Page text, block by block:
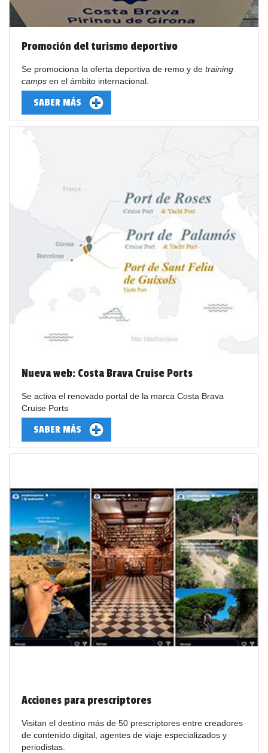
Promoción del turismo deportivo
Se promociona la oferta deportiva de remo y de training
camps en el ámbito internacional.
SABER MÁS
Nueva web: Costa Brava Cruise Ports
Se activa el renovado portal de la marca Costa Brava
Cruise Ports
SABER MÁS
Acciones para prescriptores
Visitan el destino más de 50 prescriptores entre creadores
de contenido digital, agentes de viaje especializados y
periodistas.